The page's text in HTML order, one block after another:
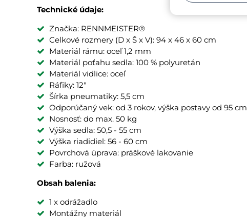
Technické údaje:
Značka: RENNMEISTER®
Celkové rozmery (D x Š x V): 94 x 46 x 60 cm
Materiál rámu: oceľ 1,2 mm
Materiál poťahu sedla: 100 % polyuretán
Materiál vidlice: oceľ
Ráfiky: 12"
Šírka pneumatiky: 5,5 cm
Odporúčaný vek: od 3 rokov, výška postavy od 95 cm
Nosnosť: do max. 50 kg
Výška sedla: 50,5 - 55 cm
Výška riadidiel: 56 - 60 cm
Povrchová úprava: práškové lakovanie
Farba: ružová
Obsah balenia:
1 x odrážadlo
Montážny materiál